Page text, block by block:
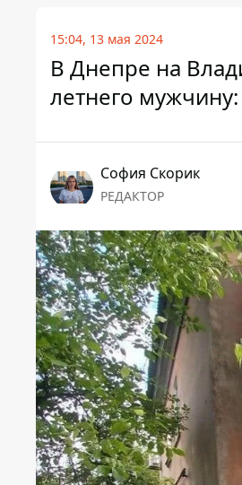
15:04, 13 мая 2024
В Днепре на
летнего
София Скорик
РЕДАКТОР